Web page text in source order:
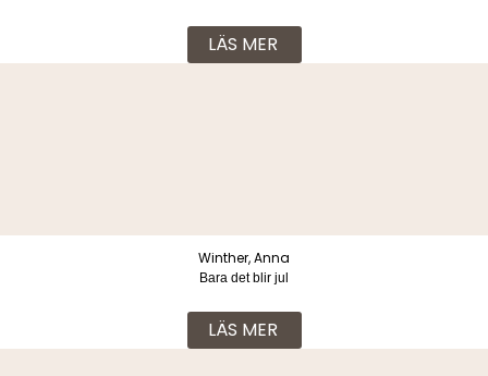
LÄS MER
Winther, Anna
Bara det blir jul
LÄS MER